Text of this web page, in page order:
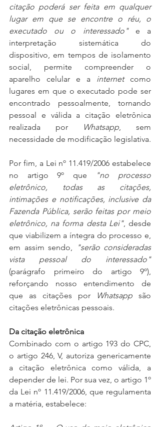
citação poderá ser feita em qualquer
lugar em que se encontre o réu, o
executado ou o interessado" e a
interpretação sistemática do
dispositivo, em tempos de isolamento
social, permite compreender o
aparelho celular e a internet como
lugares em que o executado pode ser
encontrado pessoalmente, tornando
pessoal e válida a citação eletrônica
realizada por
Whatsapp, sem
necessidade de modificação legislativa.
Por fim, a Lei nº 11.419/2006 estabelece
no artigo 9º que
"no processo
eletrônico, todas as citações,
intimações e notificações, inclusive da
Fazenda Pública, serão feitas por meio
eletrônico, na forma desta Lei", desde
que viabilizem a íntegra do processo e,
em assim sendo,
"serão consideradas
vista pessoal do interessado"
(parágrafo primeiro do artigo 9º),
reforçando nosso entendimento de
que as citações por
Whatsapp são
citações eletrônicas pessoais.
Da citação eletrônica
Combinado com o artigo 193 do CPC,
o artigo 246, V, autoriza genericamente
a citação eletrônica como válida, a
depender de lei. Por sua vez, o artigo 1º
da Lei nº 11.419/2006, que regulamenta
a matéria, estabelece: